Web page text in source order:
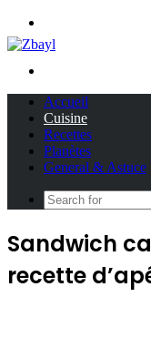
Accueil
Cuisine
Recettes
Planètes
General & Astuce
Sandwich
recette